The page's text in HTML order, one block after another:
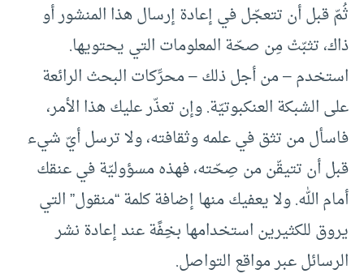
ثُمّ قبل أن تتعجّل في إعادة إرسال هذا المنشور أو
ذاك، تثبّتْ مِن صحّة المعلومات التي يحتويها.
استخدم – من أجل ذلك – محرِّكات البحث الرائعة
على الشبكة العنكبوتيّة. وإن تعذّر عليك هذا الأمر،
فاسأل من تثق في علمه وثقافته، ولا ترسل أيّ شيء
قبل أن تتيقّن من صِحّته، فهذه مسؤوليّة في عنقك
أمام الله. ولا يعفيك منها إضافة كلمة “منقول” التي
يروق للكثيرين استخدامها بخِفًة عند إعادة نشر
الرسائل عبر مواقع التواصل.